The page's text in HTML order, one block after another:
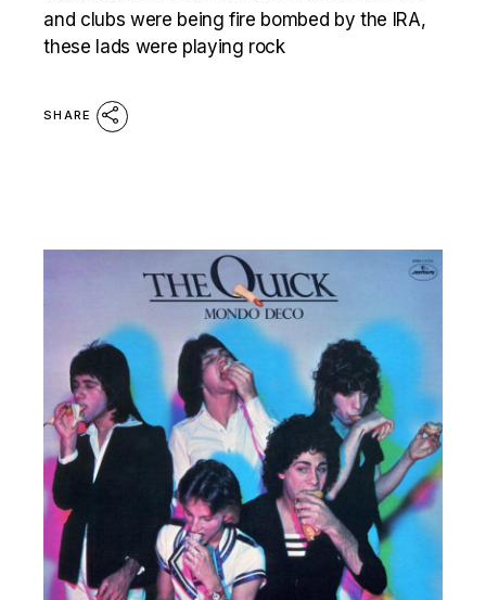
and clubs were being fire bombed by the IRA,
these lads were playing rock
SHARE